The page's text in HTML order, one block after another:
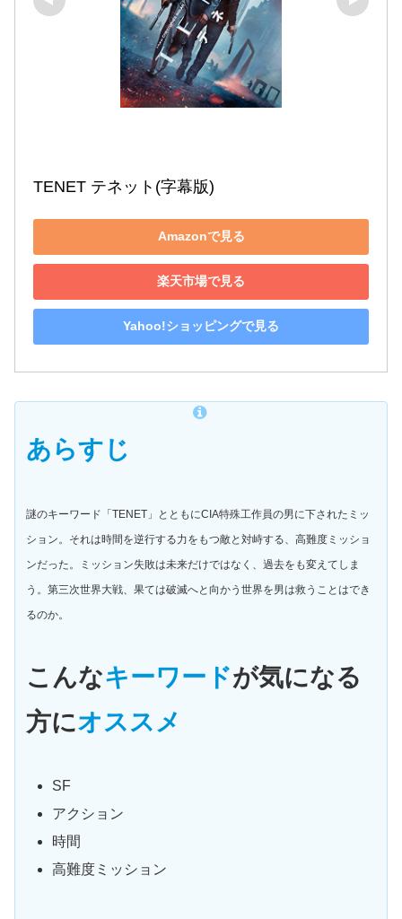
TENET テネット(字幕版)
Amazonで見る
楽天市場で見る
Yahoo!ショッピングで見る
あらすじ
謎のキーワード「TENET」とともにCIA特殊工作員の男に下されたミッ
ション。それは時間を逆行する力をもつ敵と対峙する、高難度ミッショ
ンだった。ミッション失敗は未来だけではなく、過去をも変えてしま
う。第三次世界大戦、果ては破滅へと向かう世界を男は救うことはでき
るのか。
こんなキーワードが気になる
方にオススメ
SF
アクション
時間
高難度ミッション